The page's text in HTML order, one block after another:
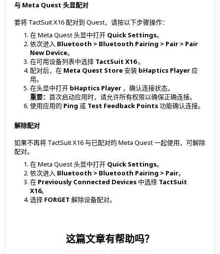
与 Meta Quest 头显配对
要将 TactSuit X16 配对到 Quest，请按以下步骤操作：
在 Meta Quest 头显中打开 Quick Settings。
依次进入 Bluetooth > Bluetooth Pairing > Pair > Pair
New Device。
在可用设备列表中选择 TactSuit X16。
配对后，在 Meta Quest Store安装 bHaptics Player 应
用。
在头显中打开 bHaptics Player ，确认连接状态。
重要： 首次启动应用时，请允许所有权限以确保正确连接。
使用应用的 Ping 或 Test Feedback Points功能确认连接。
解除配对
如果不再将 TactSuit X16 与已配对的 Meta Quest 一起使用，可解除
配对。
在 Meta Quest 头显中打开 Quick Settings。
依次进入 Bluetooth > Bluetooth Pairing > Pair。
在 Previously Connected Devices 中选择 TactSuit
X16。
选择 FORGET 解除设备配对。
这篇文章有帮助吗？